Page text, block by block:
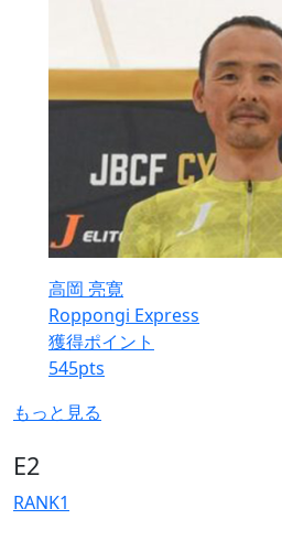
高岡 亮寛
Roppongi Express
獲得ポイント
545pts
もっと見る
E2
RANK1